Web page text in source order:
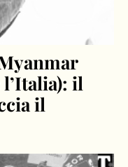
l’Italia): il
il